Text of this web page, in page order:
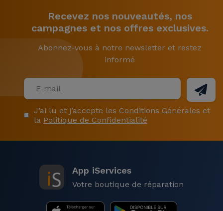
Recevez nos nouveautés, nos
campagnes et nos offres exclusives.
Abonnez-vous à notre newsletter et restez
informé
J’ai lu et j’accepte les Conditions Générales et
la Politique de Confidentialité
App iServices
Votre boutique de réparation